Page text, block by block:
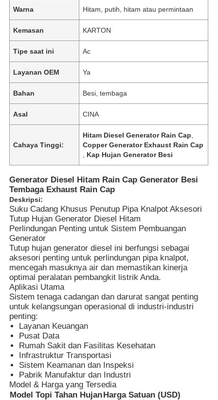
Warna Hitam, putih, hitam atau permintaan
Kemasan KARTON
Tipe saat ini Ac
Layanan OEM Ya
Bahan Besi, tembaga
Asal CINA
Cahaya Tinggi:
Hitam Diesel Generator Rain Cap
Copper Generator Exhaust Rain Cap
Kap Hujan Generator Besi
Generator Diesel Hitam Rain Cap Generator Besi
Tembaga Exhaust Rain Cap
Deskripsi:
Suku Cadang Khusus Penutup Pipa Knalpot Aksesori
Tutup Hujan Generator Diesel Hitam
Perlindungan Penting untuk Sistem Pembuangan
Generator
Tutup hujan generator diesel ini berfungsi sebagai
aksesori penting untuk perlindungan pipa knalpot,
mencegah masuknya air dan memastikan kinerja
optimal peralatan pembangkit listrik Anda.
Aplikasi Utama
Sistem tenaga cadangan dan darurat sangat penting
untuk kelangsungan operasional di industri-industri
penting:
Layanan Keuangan
Pusat Data
Rumah Sakit dan Fasilitas Kesehatan
Infrastruktur Transportasi
Sistem Keamanan dan Inspeksi
Pabrik Manufaktur dan Industri
Model & Harga yang Tersedia
Model Topi Tahan HujanHarga Satuan (USD)